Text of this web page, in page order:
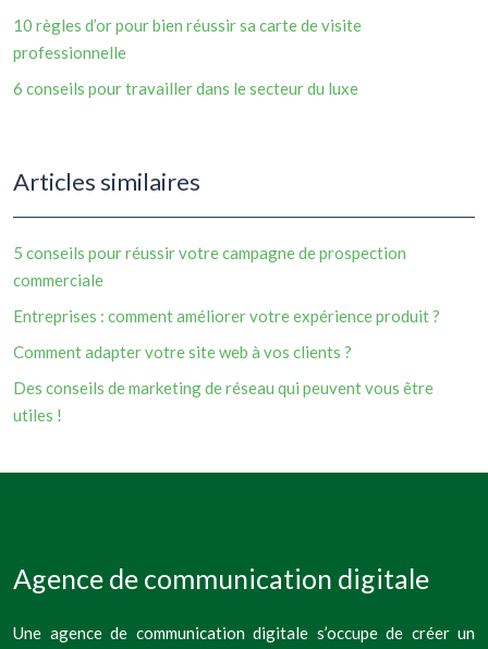
10 règles d’or pour bien réussir sa carte de visite
professionnelle
6 conseils pour travailler dans le secteur du luxe
Articles similaires
5 conseils pour réussir votre campagne de prospection
commerciale
Entreprises : comment améliorer votre expérience produit ?
Comment adapter votre site web à vos clients ?
Des conseils de marketing de réseau qui peuvent vous être
utiles !
Agence de communication digitale
Une agence de communication digitale s’occupe de créer un